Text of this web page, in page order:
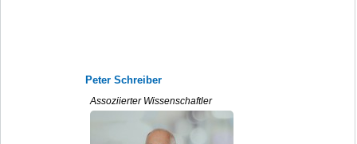
Peter Schreiber
Assoziierter Wissenschaftler